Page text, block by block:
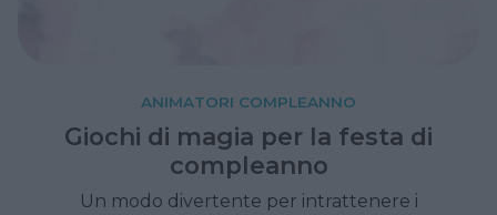
ANIMATORI COMPLEANNO
Giochi di magia per la festa di
compleanno
Un modo divertente per intrattenere i